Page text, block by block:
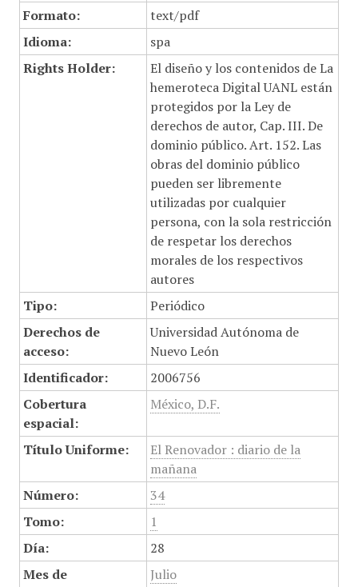
Formato:
text/pdf
Idioma:
spa
Rights Holder:
El diseño y los contenidos de La
hemeroteca Digital UANL están
protegidos por la Ley de
derechos de autor, Cap. III. De
dominio público. Art. 152. Las
obras del dominio público
pueden ser libremente
utilizadas por cualquier
persona, con la sola restricción
de respetar los derechos
morales de los respectivos
autores
Tipo:
Periódico
Derechos de
acceso:
Universidad Autónoma de
Nuevo León
Identificador:
2006756
Cobertura
espacial:
México, D.F.
Título Uniforme:
El Renovador : diario de la
mañana
Número:
34
Tomo:
1
Día:
28
Mes de
Julio